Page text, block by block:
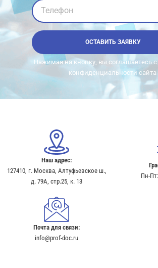
Телефон
ОСТАВИТЬ ЗАЯВКУ
Нажимая на кнопку, вы соглашаетесь
конфиденциальности сайта
Наш адрес:
127410, г. Москва, Алтуфьевское ш.,
д. 79А, стр.25, к. 13​
Пн-
Почта для связи:
info@prof-doc.ru